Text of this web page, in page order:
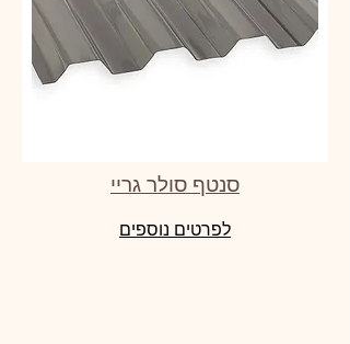
סנטף סולר גריי
לפרטים נוספים